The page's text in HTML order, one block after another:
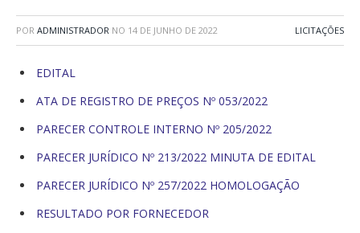
POR ADMINISTRADOR NO 14 DE JUNHO DE 2022 LICITAÇÕES
EDITAL
ATA DE REGISTRO DE PREÇOS Nº 053/2022
PARECER CONTROLE INTERNO Nº 205/2022
PARECER JURÍDICO Nº 213/2022 MINUTA DE EDITAL
PARECER JURÍDICO Nº 257/2022 HOMOLOGAÇÃO
RESULTADO POR FORNECEDOR